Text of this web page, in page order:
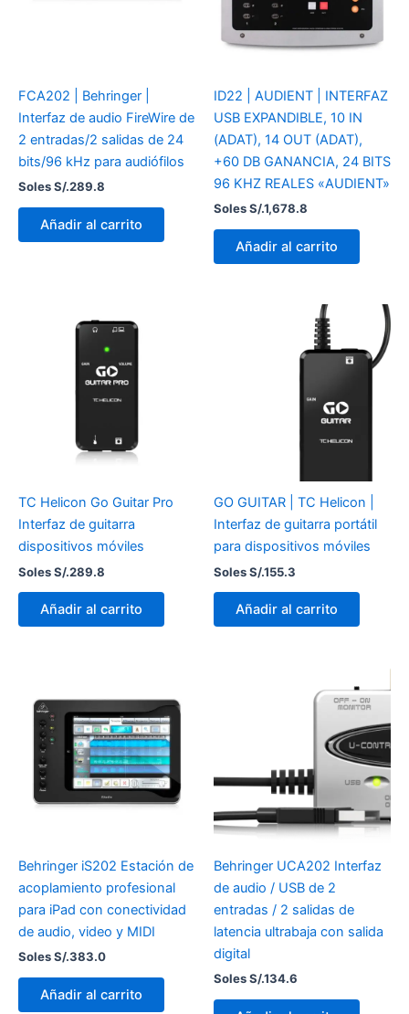
FCA202 | Behringer |
Interfaz de audio FireWire de
2 entradas/2 salidas de 24
bits/96 kHz para audiófilos
Soles S/.289.8
Añadir al carrito
ID22 | AUDIENT | INTERFAZ
USB EXPANDIBLE, 10 IN
(ADAT), 14 OUT (ADAT),
+60 DB GANANCIA, 24 BITS
96 KHZ REALES «AUDIENT»
Soles S/.1,678.8
Añadir al carrito
TC Helicon Go Guitar Pro
Interfaz de guitarra
dispositivos móviles
Soles S/.289.8
Añadir al carrito
GO GUITAR | TC Helicon |
Interfaz de guitarra portátil
para dispositivos móviles
Soles S/.155.3
Añadir al carrito
Behringer iS202 Estación de
acoplamiento profesional
para iPad con conectividad
de audio, video y MIDI
Soles S/.383.0
Añadir al carrito
Behringer UCA202 Interfaz
de audio / USB de 2
entradas / 2 salidas de
latencia ultrabaja con salida
digital
Soles S/.134.6